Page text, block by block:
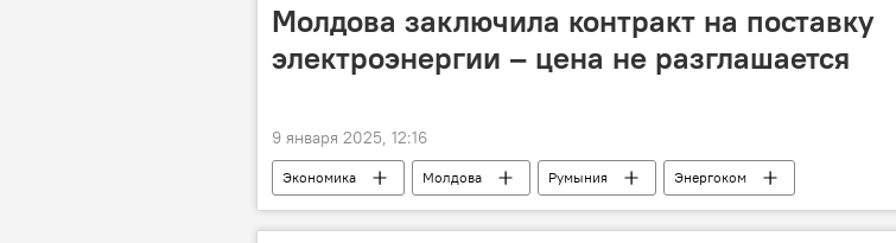
Молдова заключила контракт на поставку
электроэнергии – цена не разглашается
9 января 2025, 12:16
Экономика Молдова Румыния Энергоком